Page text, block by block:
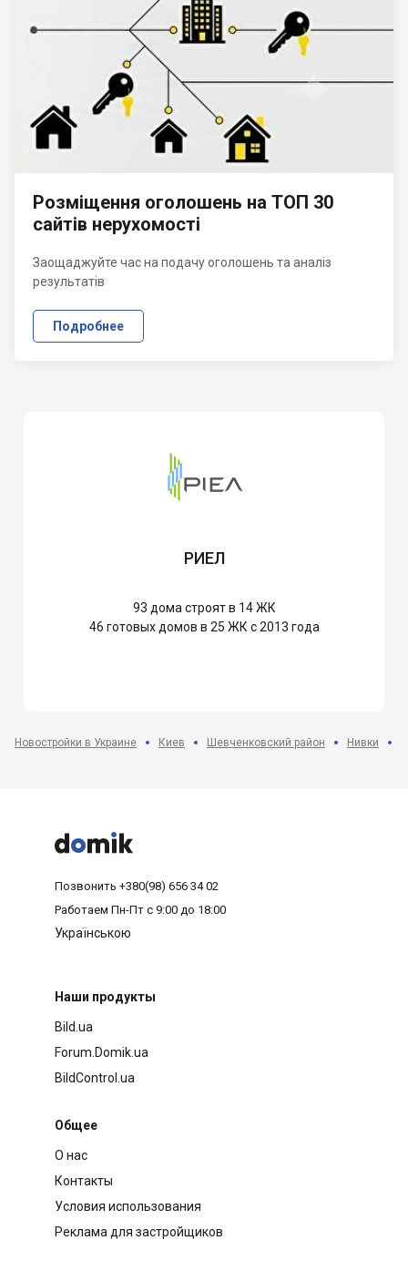
Розміщення оголошень на ТОП 30
сайтів нерухомості
Заощаджуйте час на подачу оголошень та аналіз
результатів
Подробнее
РИЕЛ
93 дома строят в 14 ЖК
46 готовых домов в 25 ЖК с 2013 года
Новостройки в Украине Киев Шевченковский район Нивки



Позвонить +380(98) 656 34 02
Работаем Пн-Пт с 9:00 до 18:00
Українською
Наши продукты
Bild.ua
Forum.Domik.ua
BildControl.ua
Общее
О нас
Контакты
Условия использования
Реклама для застройщиков